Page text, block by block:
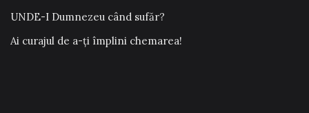
UNDE-I Dumnezeu când sufăr?
Ai curajul de a-ți împlini chemarea!